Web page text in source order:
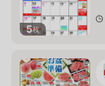
5枚